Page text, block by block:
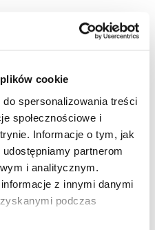
cookie
spersonalizowania treści
społecznościowe i
Informacje o tym, jak
partnerom
i analitycznym.
z innymi danymi
podczas
egzamin "oblał"